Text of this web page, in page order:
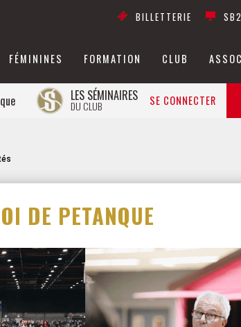
BILLETTERIE
FÉMININES FORMATION CLUB
LES SÉMINAIRES
DU CLUB SE CONNECTER
DE PETANQUE